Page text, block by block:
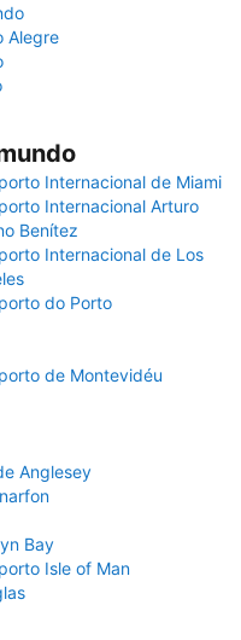
Alegre
Internacional de Miami
Internacional Arturo
Benítez
Internacional de Los
do Porto
de Montevidéu
Anglesey
Bay
Isle of Man